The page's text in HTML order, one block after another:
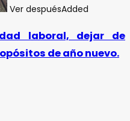
Ver despuésAdded
laboral, dejar de
de año nuevo.